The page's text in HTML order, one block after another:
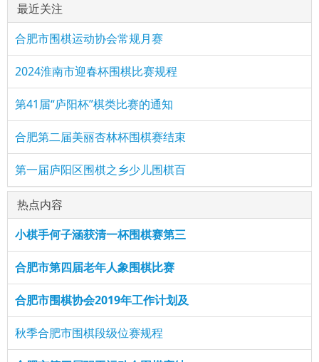
最近关注
合肥市围棋运动协会常规月赛
2024淮南市迎春杯围棋比赛规程
第41届“庐阳杯”棋类比赛的通知
合肥第二届美丽杏林杯围棋赛结束
第一届庐阳区围棋之乡少儿围棋百
热点内容
小棋手何子涵获清一杯围棋赛第三
合肥市第四届老年人象围棋比赛
合肥市围棋协会2019年工作计划及
秋季合肥市围棋段级位赛规程